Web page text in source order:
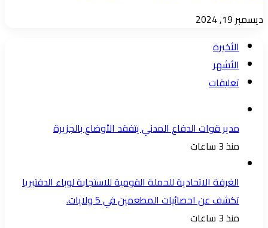
ديسمبر 19, 2024
الأخيرة
الأشهر
تعليقات
مدير قوات الدفاع المدني يتفقد الأوضاع بالجزيرة
منذ 3 ساعات
الغرفة الاتحادية للحملة القومية للاستجابة لوباء الدفتيريا
تكشف عن احصائيات المطعمين في 5 ولايات.
منذ 3 ساعات